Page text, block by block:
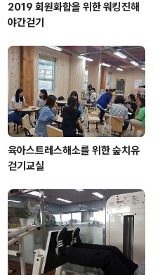
2019 회원화합을 위한 워킹진해
야간걷기
육아스트레스해소를 위한 숲치유
걷기교실